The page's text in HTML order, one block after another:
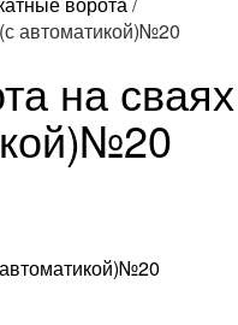
автоматикой)№20
на сваях